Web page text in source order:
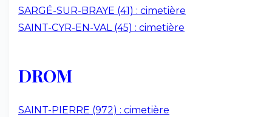
SARGÉ-SUR-BRAYE (41) : cimetière
SAINT-CYR-EN-VAL (45) : cimetière
DROM
SAINT-PIERRE (972) : cimetière